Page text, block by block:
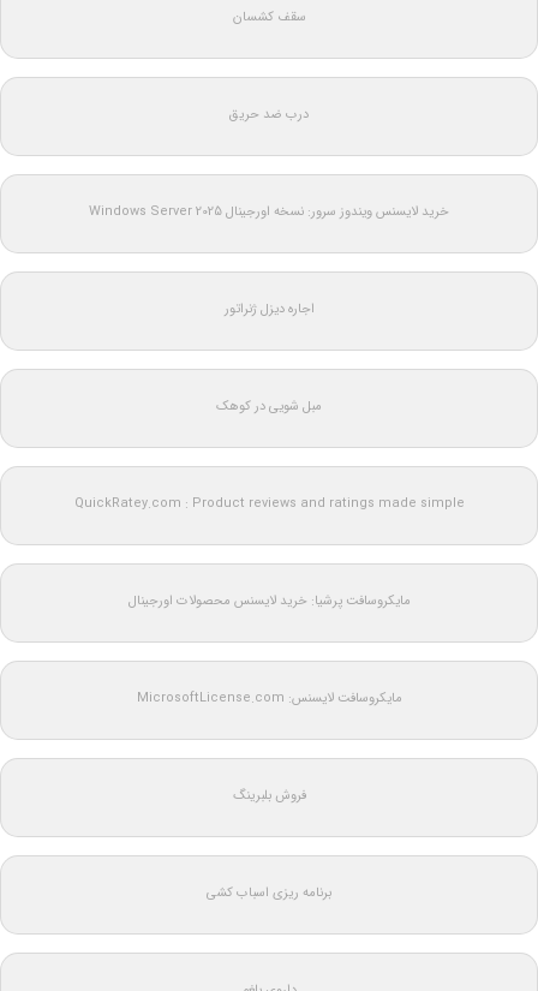
سقف کشسان
درب ضد حریق
خرید لایسنس ویندوز سرور: نسخه اورجینال Windows Server 2025
اجاره دیزل ژنراتور
مبل شویی در کوهک
QuickRatey.com : Product reviews and ratings made simple
مایکروسافت پرشیا: خرید لایسنس محصولات اورجینال
مایکروسافت لایسنس: MicrosoftLicense.com
فروش بلبرینگ
برنامه ریزی اسباب کشی